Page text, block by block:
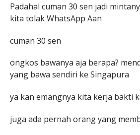
Padahal cuman 30 sen jadi
kita tolak WhatsApp Aan
cuman 30 sen
ongkos bawanya aja berapa?
yang bawa sendiri ke Singapura
ya kan emangnya kita kerja bakti
juga ada pernah orang yang